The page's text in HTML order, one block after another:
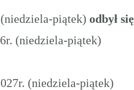
piątek) odbył się
(niedziela-piątek)
(niedziela-piątek)